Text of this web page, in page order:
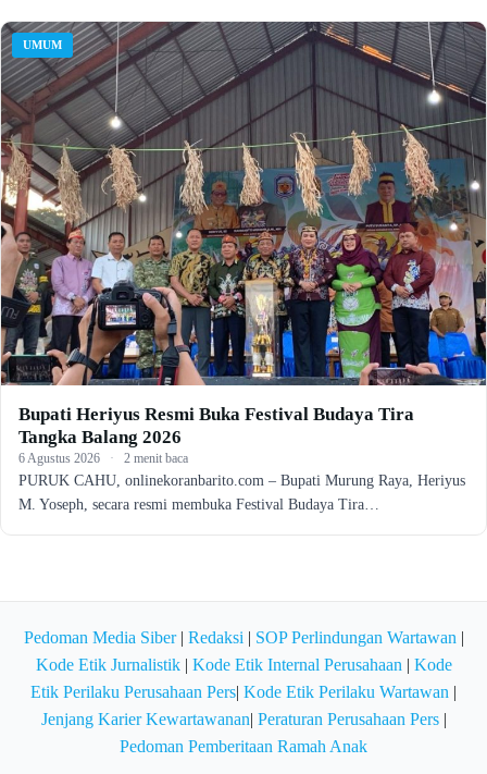
UMUM
Bupati Heriyus Resmi Buka Festival Budaya Tira
Tangka Balang 2026
6 Agustus 2026 · 2 menit baca
PURUK CAHU, onlinekoranbarito.com – Bupati Murung Raya, Heriyus
M. Yoseph, secara resmi membuka Festival Budaya Tira…
Pedoman Media Siber| Redaksi | SOP Perlindungan Wartawan |
Kode Etik Jurnalistik| Kode Etik Internal Perusahaan | Kode
Etik Perilaku Perusahaan Pers| Kode Etik Perilaku Wartawan |
Jenjang Karier Kewartawanan| Peraturan Perusahaan Pers|
Pedoman Pemberitaan Ramah Anak